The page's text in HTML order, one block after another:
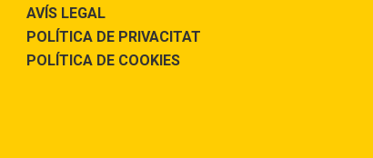
AVÍS LEGAL
POLÍTICA DE PRIVACITAT
POLÍTICA DE COOKIES